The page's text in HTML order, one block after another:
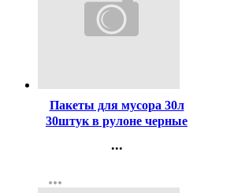
Пакеты для мусора 30л
30штук в рулоне черные
...
Регистрация
more_horiz